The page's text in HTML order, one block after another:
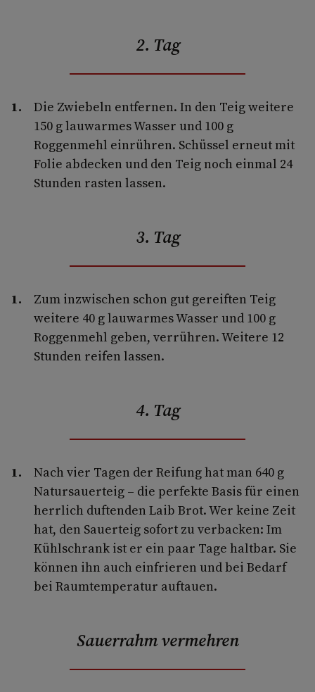
2. Tag
Die Zwiebeln entfernen. In den Teig weitere
150 g lauwarmes Wasser und 100 g
Roggenmehl einrühren. Schüssel erneut mit
Folie abdecken und den Teig noch einmal 24
Stunden rasten lassen.
3. Tag
Zum inzwischen schon gut gereiften Teig
weitere 40 g lauwarmes Wasser und 100 g
Roggenmehl geben, verrühren. Weitere 12
Stunden reifen lassen.
4. Tag
Nach vier Tagen der Reifung hat man 640 g
Natursauerteig – die perfekte Basis für einen
herrlich duftenden Laib Brot. Wer keine Zeit
hat, den Sauerteig sofort zu verbacken: Im
Kühlschrank ist er ein paar Tage haltbar. Sie
können ihn auch einfrieren und bei Bedarf
bei Raumtemperatur auftauen.
Sauerrahm vermehren